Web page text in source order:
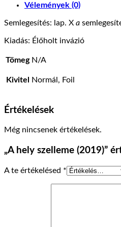
Vélemények (0)
Semlegesítés: lap. X a
Kiadás: Élőholt invázió
Tömeg N/A
Kivitel Normál, Foil
Értékelések
Még nincsenek értékelések.
„A hely szelleme (2019)”
A te értékelésed *